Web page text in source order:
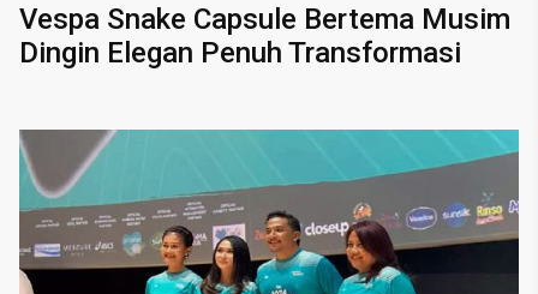
Vespa Snake Capsule Bertema Musim
Dingin Elegan Penuh Transformasi